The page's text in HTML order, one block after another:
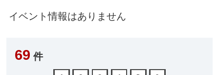
イベント情報はありません
69 件